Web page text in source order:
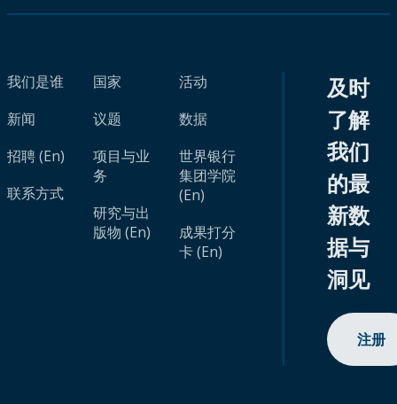
我们是谁
新闻
招聘 (En)
联系方式
国家
议题
项目与业
务
研究与出
版物 (En)
活动
数据
世界银行
集团学院
(En)
成果打分
卡 (En)
及时
了解
我们
的最
新数
据与
洞见
注册